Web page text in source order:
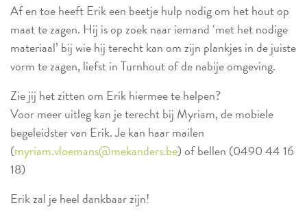
Af en toe heeft Erik een beetje hulp nodig om het hout op
maat te zagen. Hij is op zoek naar iemand ‘met het nodige
materiaal’ bij wie hij terecht kan om zijn plankjes in de juiste
vorm te zagen, liefst in Turnhout of de nabije omgeving.
Zie jij het zitten om Erik hiermee te helpen?
Voor meer uitleg kan je terecht bij Myriam, de mobiele
begeleidster van Erik. Je kan haar mailen
(myriam.vloemans@mekanders.be) of bellen (0490 44 16
18)
Erik zal je heel dankbaar zijn!